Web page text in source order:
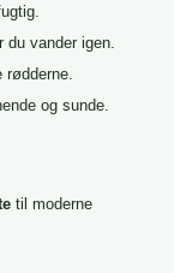
vander igen.
og sunde.
til moderne